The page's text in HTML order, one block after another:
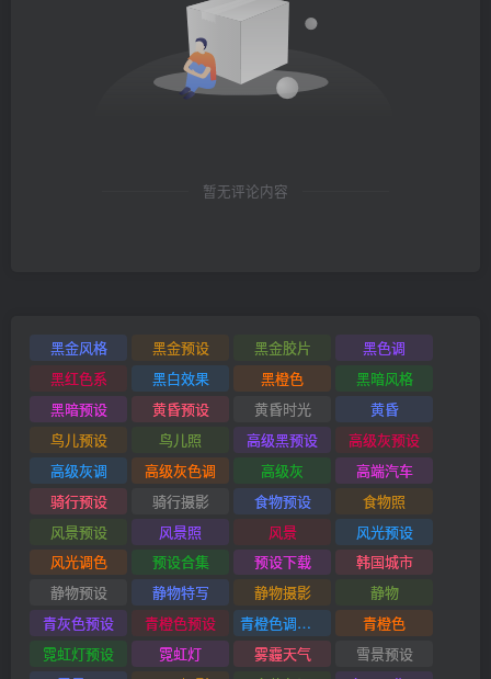
暂无评论内容
黑金风格 黑金预设 黑金胶片
黑色调
黑红色系
黑白效果 黑橙色
黑暗风格
黑暗预设
黄昏预设 黄昏时光
黄昏
鸟儿预设
鸟儿照 高级黑预设
高级灰预设
高级灰调
高级灰色调 高级灰
高端汽车
骑行预设
骑行摄影 食物预设
食物照
风景预设
风景照 风景
风光预设
风光调色
预设合集 预设下载
韩国城市
静物预设
静物特写 静物摄影
静物
青灰色预设
青橙色预设 青橙色调预设
青橙色
霓虹灯预设
霓虹灯 雾霾天气
雪景预设